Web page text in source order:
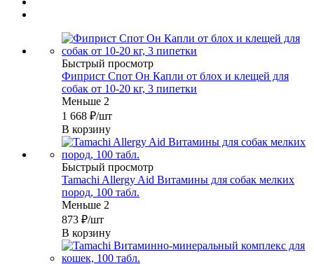
Быстрый просмотр
Фиприст Спот Он Капли от блох и клещей для
собак от 10-20 кг, 3 пипетки
Меньше 2
1 668 ₽/шт
В корзину
Быстрый просмотр
Tamachi Allergy Aid Витамины для собак мелких
пород, 100 табл.
Меньше 2
873 ₽/шт
В корзину